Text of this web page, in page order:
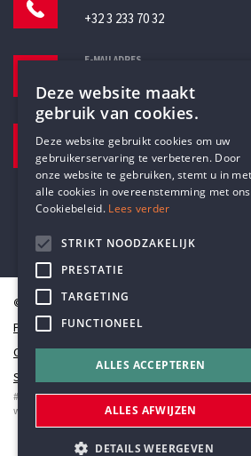
+32 3 233 70 32
E-MAILADRES
Pottenbrug 4
Antwerpen, 2000
© Humanistisch Verbond 2026
Privacy
Cookiestatement
Sitemap
#codedwithlove byCodelines
webapplicaties
mobiele apps&maatwerk websites
DUTCH
Deze website maakt
gebruik van cookies.
Deze website gebruikt cookies om uw
gebruikerservaring te verbeteren. Door
onze website te gebruiken, stemt u in met
alle cookies in overeenstemming met ons
Cookiebeleid. Lees verder
STRIKT NOODZAKELIJK
PRESTATIE
TARGETING
FUNCTIONEEL
ALLES ACCEPTEREN
ALLES AFWIJZEN
DETAILS WEERGEVEN